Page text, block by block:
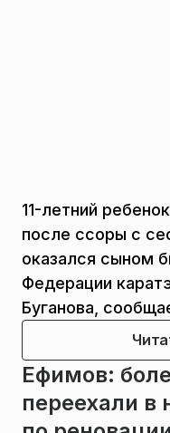
11-летний
после ссоры с
оказался сыном
Федерации
Буганова,
Ефимов:
переехали в